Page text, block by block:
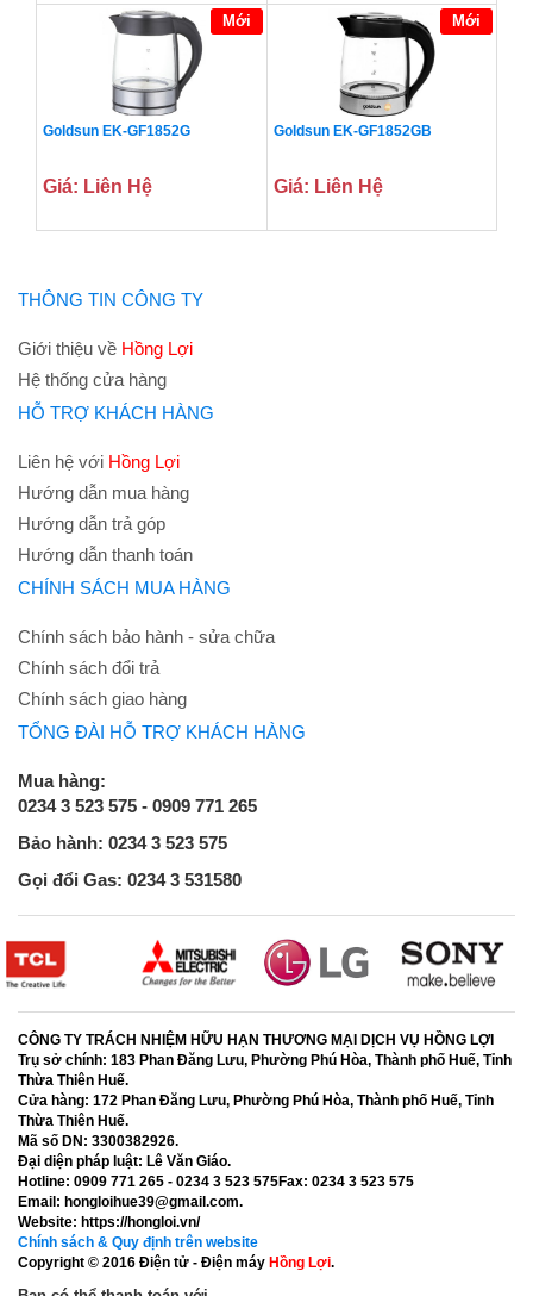
Mới
Goldsun EK-GF1852G
Giá: Liên Hệ
Mới
Goldsun EK-GF1852GB
Giá: Liên Hệ
THÔNG TIN CÔNG TY
Giới thiệu về Hồng Lợi
Hệ thống cửa hàng
HỖ TRỢ KHÁCH HÀNG
Liên hệ với Hồng Lợi
Hướng dẫn mua hàng
Hướng dẫn trả góp
Hướng dẫn thanh toán
CHÍNH SÁCH MUA HÀNG
Chính sách bảo hành - sửa chữa
Chính sách đổi trả
Chính sách giao hàng
TỔNG ĐÀI HỖ TRỢ KHÁCH HÀNG
Mua hàng:
0234 3 523 575 - 0909 771 265
Bảo hành: 0234 3 523 575
Gọi đổi Gas: 0234 3 531580
CÔNG TY TRÁCH NHIỆM HỮU HẠN THƯƠNG MẠI DỊCH VỤ HỒNG LỢI
Trụ sở chính: 183 Phan Đăng Lưu, Phường Phú Hòa, Thành phố Huế, Tỉnh
Thừa Thiên Huế.
Cửa hàng: 172 Phan Đăng Lưu, Phường Phú Hòa, Thành phố Huế, Tỉnh
Thừa Thiên Huế.
Mã số DN: 3300382926.
Đại diện pháp luật: Lê Văn Giáo.
Hotline: 0909 771 265 - 0234 3 523 575Fax: 0234 3 523 575
Email: hongloihue39@gmail.com.
Website: https://hongloi.vn/
Chính sách & Quy định trên website
Copyright © 2016 Điện tử - Điện máy Hồng Lợi.